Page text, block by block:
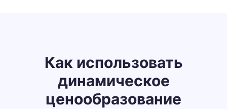
Как использовать
динамическое
ценообразование